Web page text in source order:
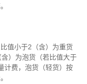
值小于2（含）为重货
）为泡货（若比值大于
计费，泡货（轻货）按